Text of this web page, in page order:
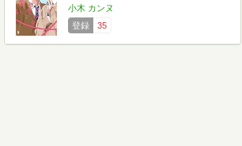
小木 カンヌ
登録
35